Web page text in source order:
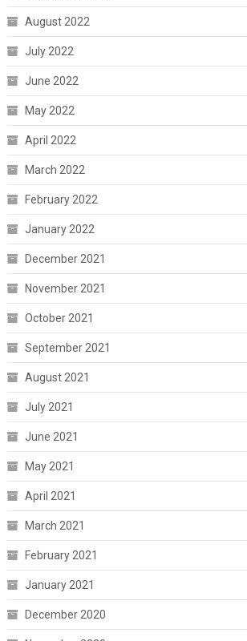
August 2022
July 2022
June 2022
May 2022
April 2022
March 2022
February 2022
January 2022
December 2021
November 2021
October 2021
September 2021
August 2021
July 2021
June 2021
May 2021
April 2021
March 2021
February 2021
January 2021
December 2020